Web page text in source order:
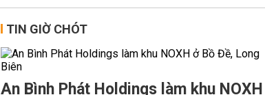
TIN GIỜ CHÓT
An Bình Phát Holdings làm khu NOXH